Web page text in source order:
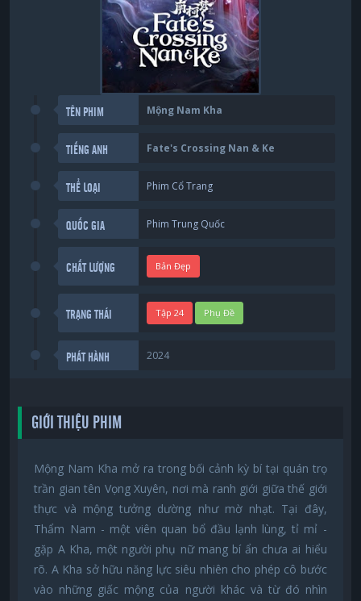
TÊN PHIM Mộng Nam Kha
TIẾNG ANH Fate's Crossing Nan & Ke
THỂ LOẠI Phim Cổ Trang
QUỐC GIA Phim Trung Quốc
CHẤT LƯỢNG Bản Đẹp
TRẠNG THÁI Tập 24 Phụ Đề
PHÁT HÀNH 2024
GIỚI THIỆU PHIM
Mộng Nam Kha mở ra trong bối cảnh kỳ bí tại quán trọ
trần gian tên Vọng Xuyên, nơi mà ranh giới giữa thế giới
thực và mộng tưởng dường như mờ nhạt. Tại đây,
Thẩm Nam - một viên quan bổ đầu lạnh lùng, tỉ mỉ -
gặp A Kha, một người phụ nữ mang bí ẩn chưa ai hiểu
rõ. A Kha sở hữu năng lực siêu nhiên cho phép cô bước
vào những giấc mộng của người khác và từ đó nhìn